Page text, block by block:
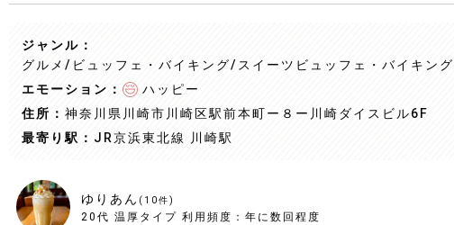
ジャンル：
グルメ/ビュッフェ・バイキング/スイーツビュッフェ・バイキング
エモーション：
ハッピー
住所： 神奈川県川崎市川崎区駅前本町ー８ー川崎ダイスビル6F
最寄り駅： JR京浜東北線 川崎駅
ゆりあん ( 10件)
20代 温厚タイプ 利用頻度： 年に数回程度